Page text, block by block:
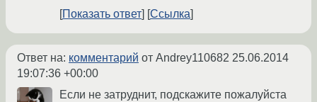
Показать ответ
Ссылка
Ответ на: комментарий от Andrey110682 25.06.2014
19:07:36 +00:00
Если не затруднит, подскажите пожалуйста